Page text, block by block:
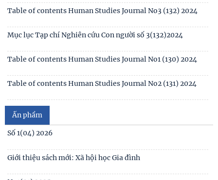
Thông báo 2773/TB-KHXH về Kết quả kiểm tra điều kiện,
of contents Human Studies Journal No5
of contents Human Studies Journal No4
Table of contents Human Studies Journal No3 (132) 2024
Mục lục Tạp chí Nghiên cứu Con người số 3(132)2024
Table of contents Human Studies Journal No1 (130) 2024
Table of contents Human Studies Journal No2 (131) 2024
Mục lục Tạp chí Nghiên cứu Con người số 2(131) năm 2024
Mục lục Tạp chí Nghiên cứu Con người số 1(130) năm 2024
Ấn phẩm
Số 1(04) 2026